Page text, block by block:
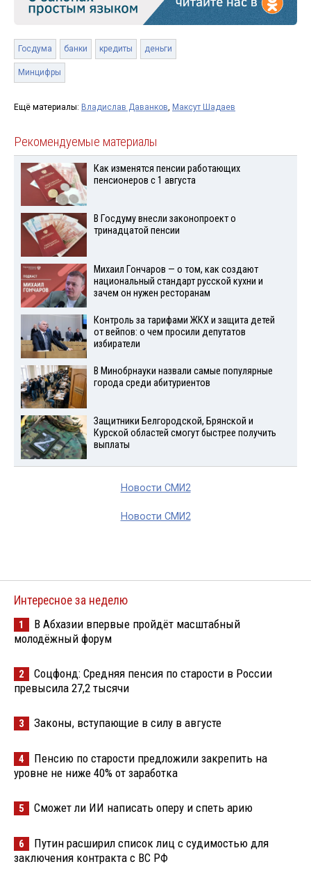
Госдума банки кредиты деньги
Минцифры
Ещё материалы: Владислав Даванков Максут Шадаев
Рекомендуемые материалы
Как изменятся пенсии работающих
пенсионеров с 1 августа
В Госдуму внесли законопроект о
тринадцатой пенсии
Михаил Гончаров — о том, как создают
национальный стандарт русской кухни и
зачем он нужен ресторанам
Контроль за тарифами ЖКХ и защита детей
от вейпов: о чем просили депутатов
избиратели
В Минобрнауки назвали самые популярные
города среди абитуриентов
Защитники Белгородской, Брянской и
Курской областей смогут быстрее получить
выплаты
Новости СМИ2
Новости СМИ2
Интересное за неделю
1
В Абхазии впервые пройдёт масштабный
молодёжный форум
2
Соцфонд: Средняя пенсия по старости в России
превысила 27,2 тысячи
3 Законы, вступающие в силу в августе
4
Пенсию по старости предложили закрепить на
уровне не ниже 40% от заработка
5 Сможет ли ИИ написать оперу и спеть арию
6
Путин расширил список лиц с судимостью для
заключения контракта с ВС РФ